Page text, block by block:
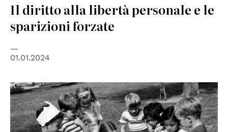
Il diritto alla libertà personale e le
sparizioni forzate
01.01.2024
© UN Photo